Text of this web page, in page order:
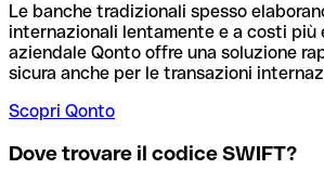
Le banche tradizionali spesso
internazionali lentamente e a costi più
aziendale Qonto offre una soluzione
sicura anche per le transazioni
Scopri Qonto
Dove trovare il codice SWIFT?